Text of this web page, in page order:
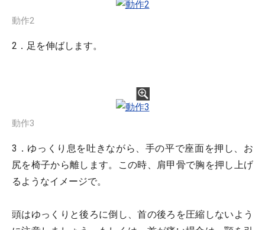
動作2
2．足を伸ばします。
動作3
3．ゆっくり息を吐きながら、手の平で座面を押し、お
尻を椅子から離します。この時、肩甲骨で胸を押し上げ
るようなイメージで。
頭はゆっくりと後ろに倒し、首の後ろを圧縮しないよう